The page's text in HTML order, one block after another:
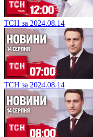
ТСН за 2024.08.14
ТСН за 2024.08.14